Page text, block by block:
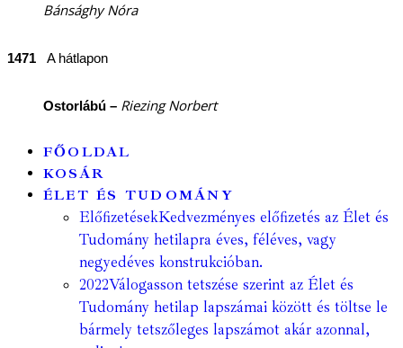
Bánsághy Nóra
1471 A hátlapon
Ostorlábú – Riezing Norbert
FŐOLDAL
KOSÁR
ÉLET ÉS TUDOMÁNY
ElőfizetésekKedvezményes előfizetés az Élet és
Tudomány hetilapra éves, féléves, vagy
negyedéves konstrukcióban.
2022Válogasson tetszése szerint az Élet és
Tudomány hetilap lapszámai között és töltse le
bármely tetszőleges lapszámot akár azonnal,